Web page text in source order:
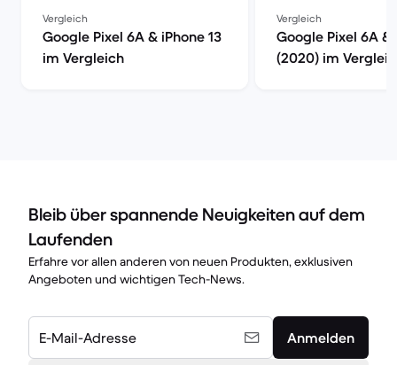
Vergleich
Google Pixel 6A & iPhone 13
im Vergleich
Vergleich
Google Pixel 6A &
(2020) im
Bleib über spannende Neuigkeiten auf dem
Laufenden
Erfahre vor allen anderen von neuen Produkten, exklusiven
Angeboten und wichtigen Tech-News.
E-Mail-Adresse Anmelden